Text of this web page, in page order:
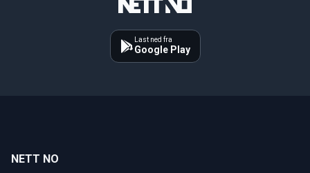
Last ned fra
Google Play
NETT NO